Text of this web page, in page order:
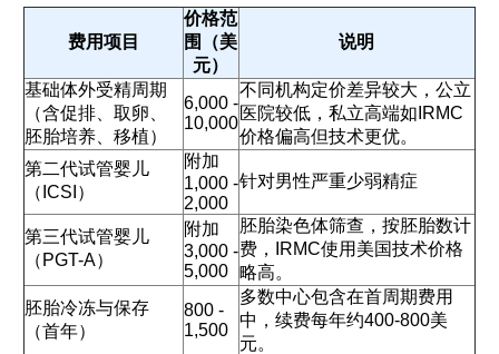
费用项目
价格范
围（美
元）
说明
基础体外受精周期
（含促排、取卵、
胚胎培养、移植）
6,000 -
10,000
不同机构定价差异较大，公立
医院较低，私立高端如IRMC
价格偏高但技术更优。
第二代试管婴儿
（ICSI）
附加
1,000 -
2,000
针对男性严重少弱精症
第三代试管婴儿
（PGT-A）
附加
3,000 -
5,000
胚胎染色体筛查，按胚胎数计
费，IRMC使用美国技术价格
略高。
胚胎冷冻与保存
（首年）
800 -
1,500
多数中心包含在首周期费用
中，续费每年约400-800美
元。